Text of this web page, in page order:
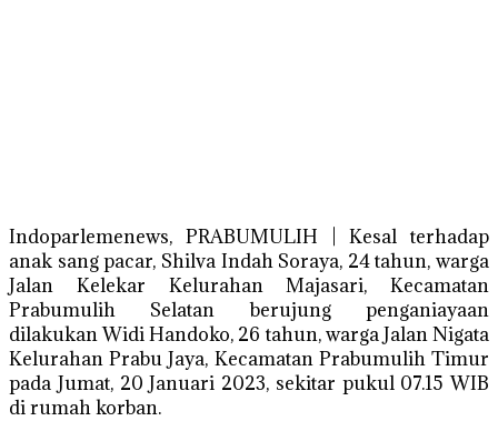
Indoparlemenews, PRABUMULIH | Kesal terhadap
anak sang pacar, Shilva Indah Soraya, 24 tahun, warga
Jalan Kelekar Kelurahan Majasari, Kecamatan
Prabumulih Selatan berujung penganiayaan
dilakukan Widi Handoko, 26 tahun, warga Jalan Nigata
Kelurahan Prabu Jaya, Kecamatan Prabumulih Timur
pada Jumat, 20 Januari 2023, sekitar pukul 07.15 WIB
di rumah korban.